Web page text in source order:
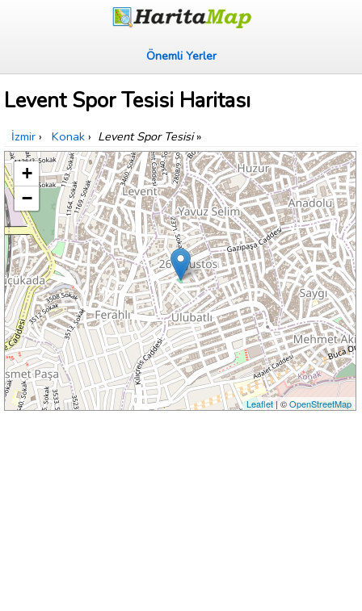
Önemli Yerler
Levent Spor Tesisi Haritası
İzmir › Konak › Levent Spor Tesisi»
+
−
Leaflet| ©OpenStreetMap